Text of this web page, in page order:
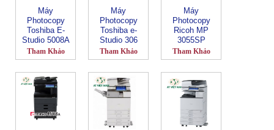
Máy
Photocopy
Toshiba E-
Studio 5008A
Tham Khảo
Máy
Photocopy
Toshiba e-
Studio 306
Tham Khảo
Máy
Photocopy
Ricoh MP
3055SP
Tham Khảo